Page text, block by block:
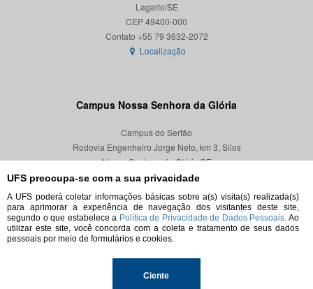
UFS preocupa-se com a sua privacidade
A UFS poderá coletar informações básicas sobre a(s) visita(s) realizada(s)
para aprimorar a experiência de navegação dos visitantes deste site,
segundo o que estabelece a Política de Privacidade de Dados Pessoais. Ao
utilizar este site, você concorda com a coleta e tratamento de seus dados
pessoais por meio de formulários e cookies.
Ciente
Lagarto/SE
CEP 49400-000
Localização
Campus Nossa Senhora da Glória
Campus do Sertão
Rodovia Engenheiro Jorge Neto, km 3, Silos
Nossa Senhora da Glória/SE
CEP 49680-000
Localização
© 2026. Todos os direitos reservados.